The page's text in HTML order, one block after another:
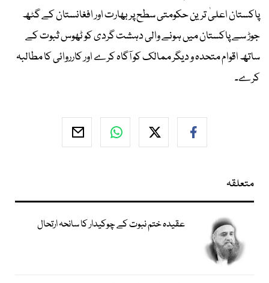
پاکستان اعلیٰ ترین حکومتی سطح پر بھارت اور افغانستان کے گٹھ
جوڑ سے پاکستان میں ہونے والی دہشت گردی کو ٹھوس ثبوت کے
ساتھ اقوام متحدہ و دیگر ممالک کو آگاہ کرے اور کارروائی کا مطالبہ
کرے۔
متعلقہ
عقیدہ ختم نبوت کے چوکیدار کا سانحہ ارتحال